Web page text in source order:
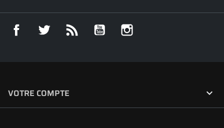
Facebook Twitter YouTube
VOTRE COMPTE 